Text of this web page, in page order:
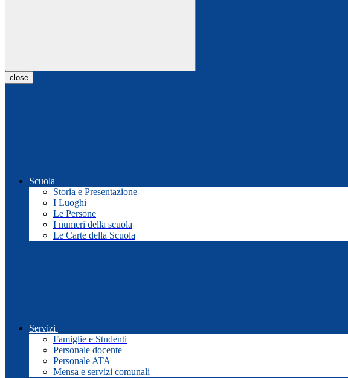
close
Scuola
Storia e Presentazione
I Luoghi
Le Persone
I numeri della scuola
Le Carte della Scuola
Servizi
Famiglie e Studenti
Personale docente
Personale ATA
Mensa e servizi comunali